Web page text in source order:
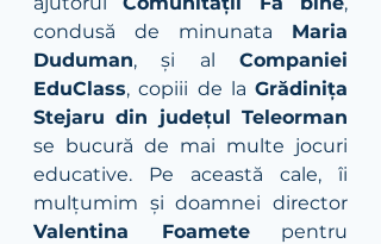
condusă de minunata Maria
Duduman, și al Companiei
EduClass, copiii de la Grădinița
Stejaru din județul Teleorman
se bucură de mai multe jocuri
educative. Pe această cale, îi
Valentina Foamete pentru